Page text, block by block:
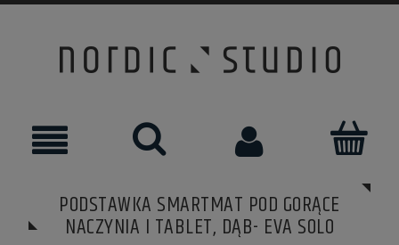
PODSTAWKA SMARTMAT POD GORĄCE
NACZYNIA I TABLET, DĄB- EVA SOLO